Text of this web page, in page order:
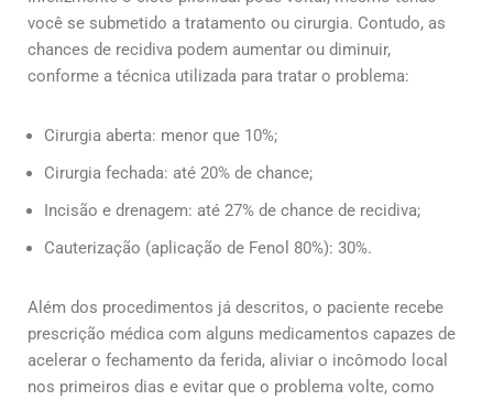
você se submetido a tratamento ou cirurgia. Contudo, as
chances de recidiva podem aumentar ou diminuir,
conforme a técnica utilizada para tratar o problema:
Cirurgia aberta: menor que 10%;
Cirurgia fechada: até 20% de chance;
Incisão e drenagem: até 27% de chance de recidiva;
Cauterização (aplicação de Fenol 80%): 30%.
Além dos procedimentos já descritos, o paciente recebe
prescrição médica com alguns medicamentos capazes de
acelerar o fechamento da ferida, aliviar o incômodo local
nos primeiros dias e evitar que o problema volte, como